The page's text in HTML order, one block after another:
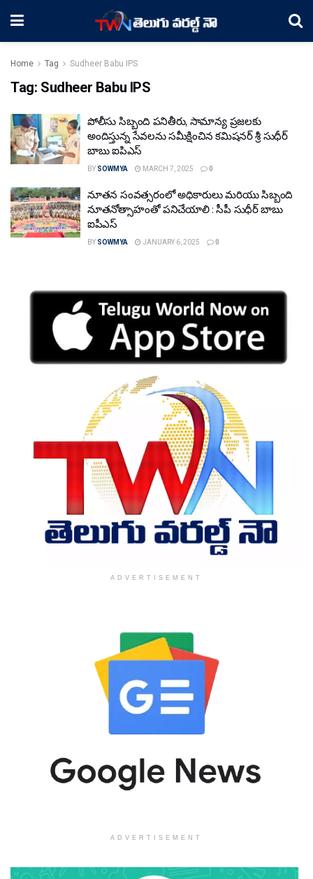
Home Tag Sudheer Babu IPS
Tag: Sudheer Babu IPS
పోలీసు సిబ్బంది పనితీరు, సామాన్య ప్రజలకు
అందిస్తున్న సేవలను సమీక్షించిన కమిషనర్ శ్రీ సుధీర్
బాబు ఐపిఎస్
BY SOWMYA MARCH 7, 2025 0
నూతన సంవత్సరంలో అధికారులు మరియు సిబ్బంది
నూతనోత్సాహంతో పనిచేయాలి : సీపీ సుధీర్ బాబు
ఐపీఎస్
BY SOWMYA JANUARY 6, 2025 0
ADVERTISEMENT
ADVERTISEMENT